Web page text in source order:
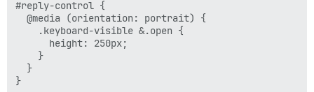
#reply-control {
  @media (orientation: portrait) {
    .keyboard-visible &.open {
      height: 250px;
    }
  }